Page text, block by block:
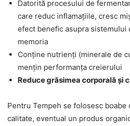
Datorită procesului de
care reduc inflamațiile, cresc
efect benefic asupra sistemului
memoria
Conține nutrienți (minerale de
mențin performanța creierului
Reduce grăsimea corporală și
Pentru Tempeh se folosesc boabe
calitate, eventual un produs